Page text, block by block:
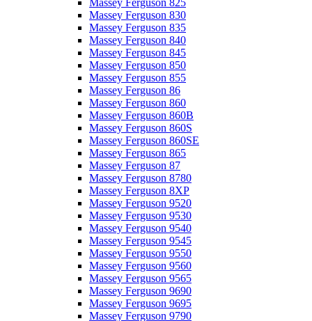
Massey Ferguson 825
Massey Ferguson 830
Massey Ferguson 835
Massey Ferguson 840
Massey Ferguson 845
Massey Ferguson 850
Massey Ferguson 855
Massey Ferguson 86
Massey Ferguson 860
Massey Ferguson 860B
Massey Ferguson 860S
Massey Ferguson 860SE
Massey Ferguson 865
Massey Ferguson 87
Massey Ferguson 8780
Massey Ferguson 8XP
Massey Ferguson 9520
Massey Ferguson 9530
Massey Ferguson 9540
Massey Ferguson 9545
Massey Ferguson 9550
Massey Ferguson 9560
Massey Ferguson 9565
Massey Ferguson 9690
Massey Ferguson 9695
Massey Ferguson 9790